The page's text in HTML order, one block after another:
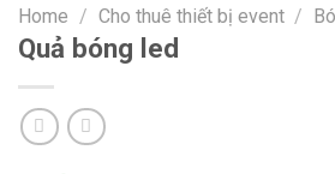
Home / Cho thuê thiết bị event /
Quả bóng led